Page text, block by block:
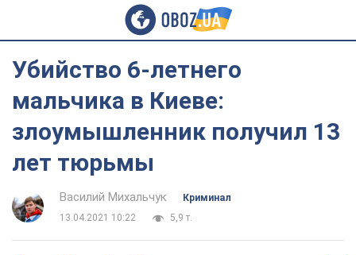
Убийство 6-летнего
мальчика в Киеве:
злоумышленник получил 13
лет тюрьмы
Василий Михальчук
Криминал
13.04.2021 10:22
5,9 т.